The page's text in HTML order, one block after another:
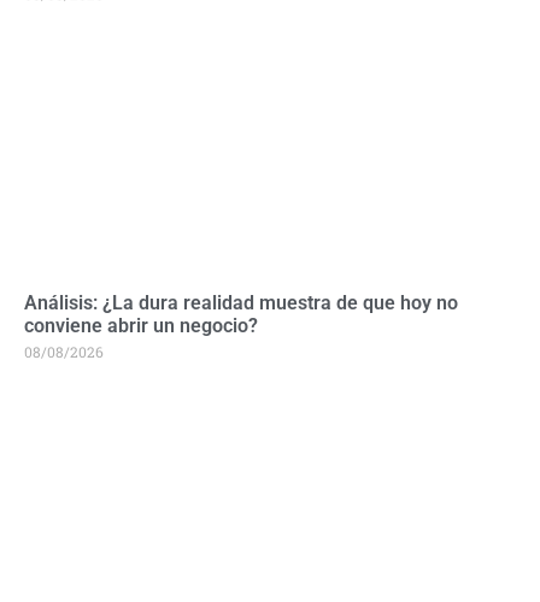
Análisis: ¿La dura realidad muestra de que hoy no
conviene abrir un negocio?
08/08/2026